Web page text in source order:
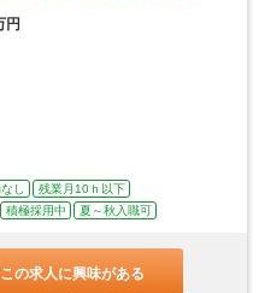
円
し
残業月10ｈ以下
積極採用中 夏～秋入職可
この求人に興味がある